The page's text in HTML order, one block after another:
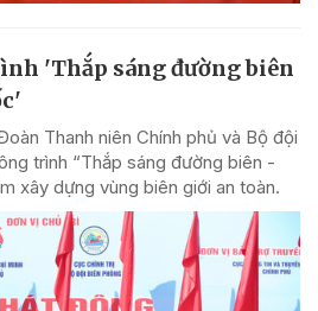
'Thắp sáng đường biên
Thanh niên Chính phủ và Bộ đội
trình “Thắp sáng đường biên -
xây dựng vùng biên giới an toàn.